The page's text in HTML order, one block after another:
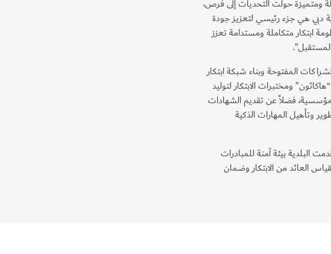
ومتميزة حولت التحديات إلى فرص،
دبي هي جزء رئيسي لتعزيز جودة
ابتكار متكاملة ومستدامة تعزز
المفتوحة وبناء شبكة ابتكار
ومختبرات الابتكار لتوليد
فضلاً عن تقديم الشهادات
وتأهيل المهارات الذكية
البلدية بيئة آمنة للمبادرات
العائد من الابتكار وضمان